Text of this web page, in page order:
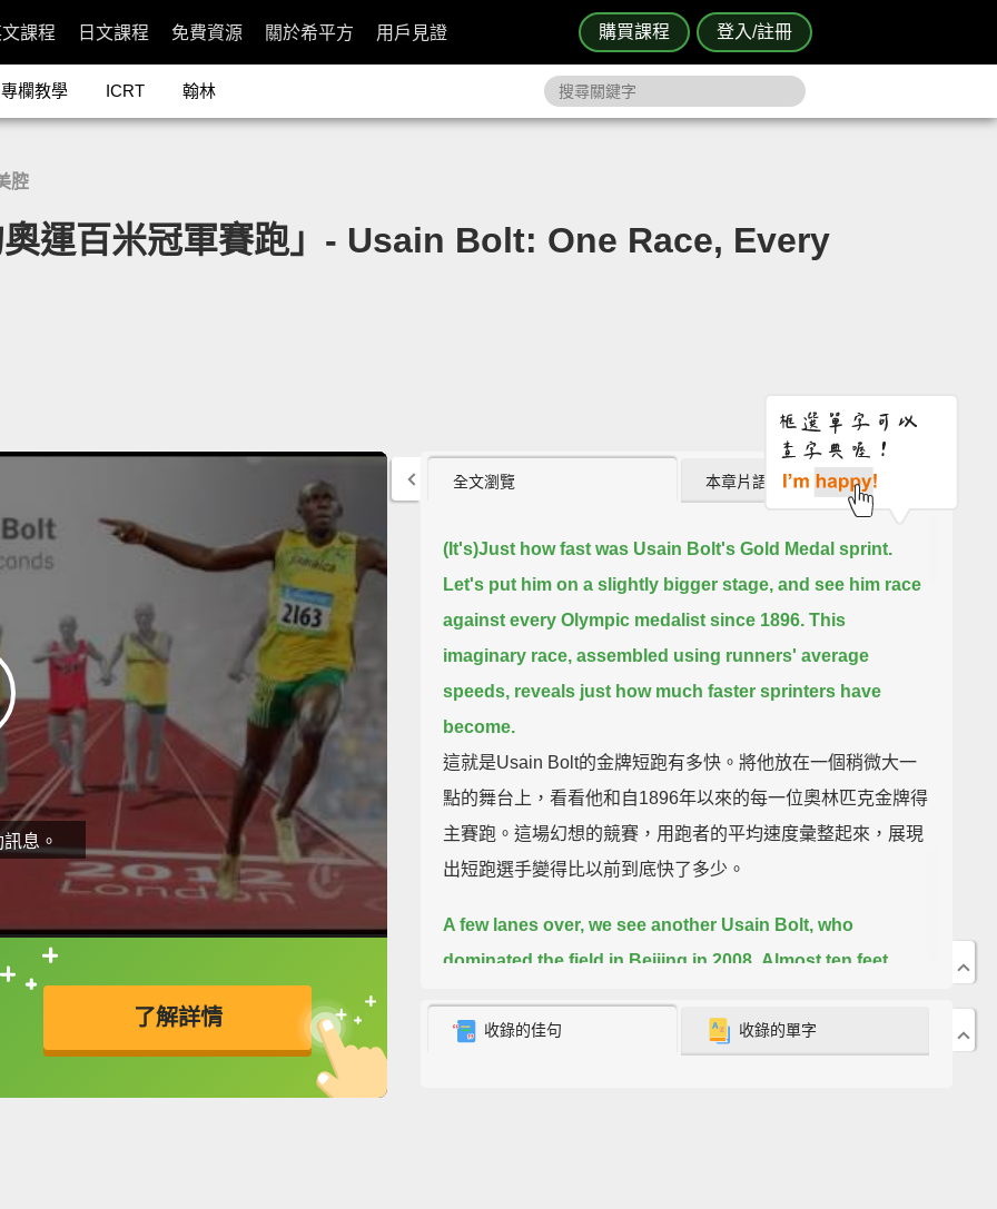
購買課程 登入/註冊
課程 日文課程 免費資源 關於希平方 用戶見證
專欄教學 ICRT 翰林
腔
運百米冠軍賽跑」- Usain Bolt: One Race, Every
息。
了解詳情
接查字典喔！
英
全文瀏覽 本章片語 (0)
(It's)Just how fast was Usain Bolt's Gold Medal sprint.
Let's put him on a slightly bigger stage, and see him race
against every Olympic medalist since 1896. This
imaginary race, assembled using runners' average
speeds, reveals just how much faster sprinters have
become.
這就是Usain Bolt的金牌短跑有多快。將他放在一個稍微大一
點的舞台上，看看他和自1896年以來的每一位奧林匹克金牌得
主賽跑。這場幻想的競賽，用跑者的平均速度彙整起來，展現
出短跑選手變得比以前到底快了多少。
A few lanes over, we see another Usain Bolt, who
dominated the field in Beijing in 2008. Almost ten feet
in 1984 too, while there're just a handful of sprinters on
收錄的佳句 收錄的單字